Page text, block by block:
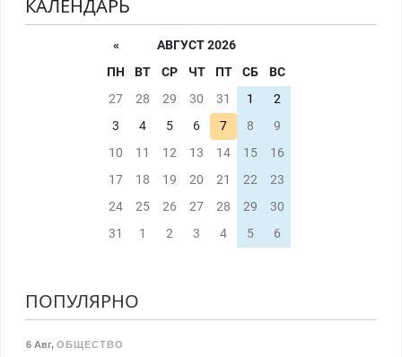
КАЛЕНДАРЬ
«
АВГУСТ 2026
ПН
ВТ СР ЧТ ПТ СБ
ВС
27
28 29 30 31 1
2
3
4 5 6 7 8
9
10
11 12 13 14 15
16
17
18 19 20 21 22
23
24
25 26 27 28 29
30
31
1 2 3 4 5 6
ПОПУЛЯРНО
6 Авг, ОБЩЕСТВО